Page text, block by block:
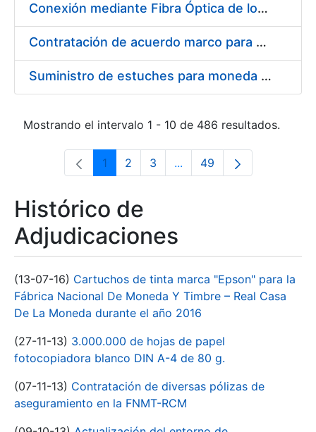
Conexión mediante Fibra Óptica de los Centros de Proceso de Datos (CPDs) de las sedes de la FNMT-RCM de Burgos y Madrid
Contratación de acuerdo marco para el Suministro de Material de Electricidad para la Fábrica Nacional de Moneda y Timbre-Real Casa de la Moneda en su centro de trabajo de Burgos
Suministro de estuches para moneda de 30 €
Mostrando el intervalo 1 - 10 de 486 resultados.
Página
1 Página
2 Página
3 ...Páginas intermedias Use
Página
49
Histórico de
Adjudicaciones
(13-07-16) Cartuchos de tinta marca "Epson" para la
Fábrica Nacional De Moneda Y Timbre – Real Casa
De La Moneda durante el año 2016
(27-11-13) 3.000.000 de hojas de papel
fotocopiadora blanco DIN A-4 de 80 g.
(07-11-13) Contratación de diversas pólizas de
aseguramiento en la FNMT-RCM